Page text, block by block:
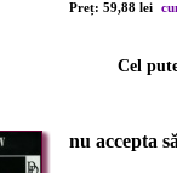
Preț: 59,88 lei
Cel
nu accepta